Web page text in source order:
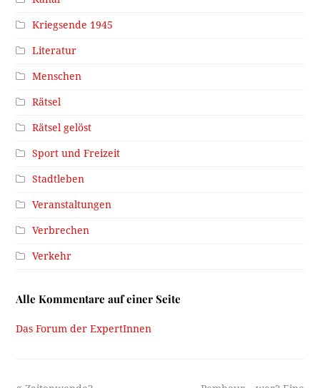
Kriegsende 1945
Literatur
Menschen
Rätsel
Rätsel gelöst
Sport und Freizeit
Stadtleben
Veranstaltungen
Verbrechen
Verkehr
Alle Kommentare auf einer Seite
Das Forum der ExpertInnen